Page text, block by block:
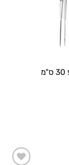
פינצטה ישרה גריפ 30 ס"מ